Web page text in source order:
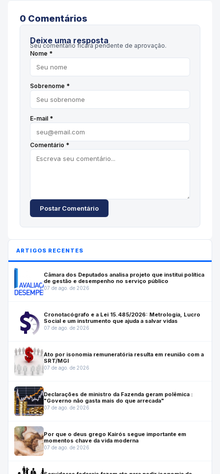
0 Comentários
Deixe uma resposta
Seu comentário ficará pendente de aprovação.
Nome *
Sobrenome *
E-mail *
Comentário *
Postar Comentário
ARTIGOS RECENTES
Câmara dos Deputados analisa projeto que institui política
de gestão e desempenho no serviço público
07 de ago. de 2026
Cronotacógrafo e a Lei 15.485/2026: Metrologia, Lucro
Social e um instrumento que ajuda a salvar vidas
07 de ago. de 2026
Ato por isonomia remuneratória resulta em reunião com a
SRT/MGI
07 de ago. de 2026
Declarações de ministro da Fazenda geram polêmica :
"Governo não gasta mais do que arrecada"
07 de ago. de 2026
Por que o deus grego Kairós segue importante em
momentos chave da vida moderna
07 de ago. de 2026